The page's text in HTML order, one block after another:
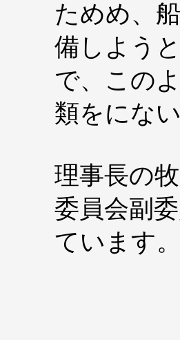
ためめ、
備しよう
で、この
類をにな
理事長の
委員会副
ています。